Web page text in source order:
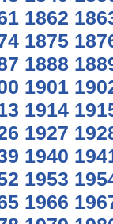
1862
1875
1888
1901
1914
1927
1940
1953
1966